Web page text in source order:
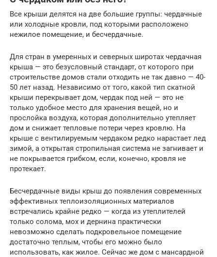
Все крыши делятся на две большие группы: чердачные
или холодные кровли, под которыми расположено
нежилое помещение, и бесчердачные.
Для стран в умеренных и северных широтах чердачная
крыша — это безусловный стандарт, от которого при
строительстве домов стали отходить не так давно — 40-
50 лет назад. Независимо от того, какой тип скатной
крыши перекрывает дом, чердак под ней — это не
только удобное место для хранения вещей, но и
прослойка воздуха, которая дополнительно утепляет
дом и снижает тепловые потери через кровлю. На
крыше с вентилируемым чердаком редко нарастает лед
зимой, а открытая стропильная система не загнивает и
не покрывается грибком, если, конечно, кровля не
протекает.
Бесчердачные виды крыш до появления современных
эффективных теплоизоляционных материалов
встречались крайне редко — когда из утеплителей
только солома, мох и дернина практически
невозможно сделать подкровельное помещение
достаточно теплым, чтобы его можно было
использовать, как жилое. Сейчас же дом с мансардной